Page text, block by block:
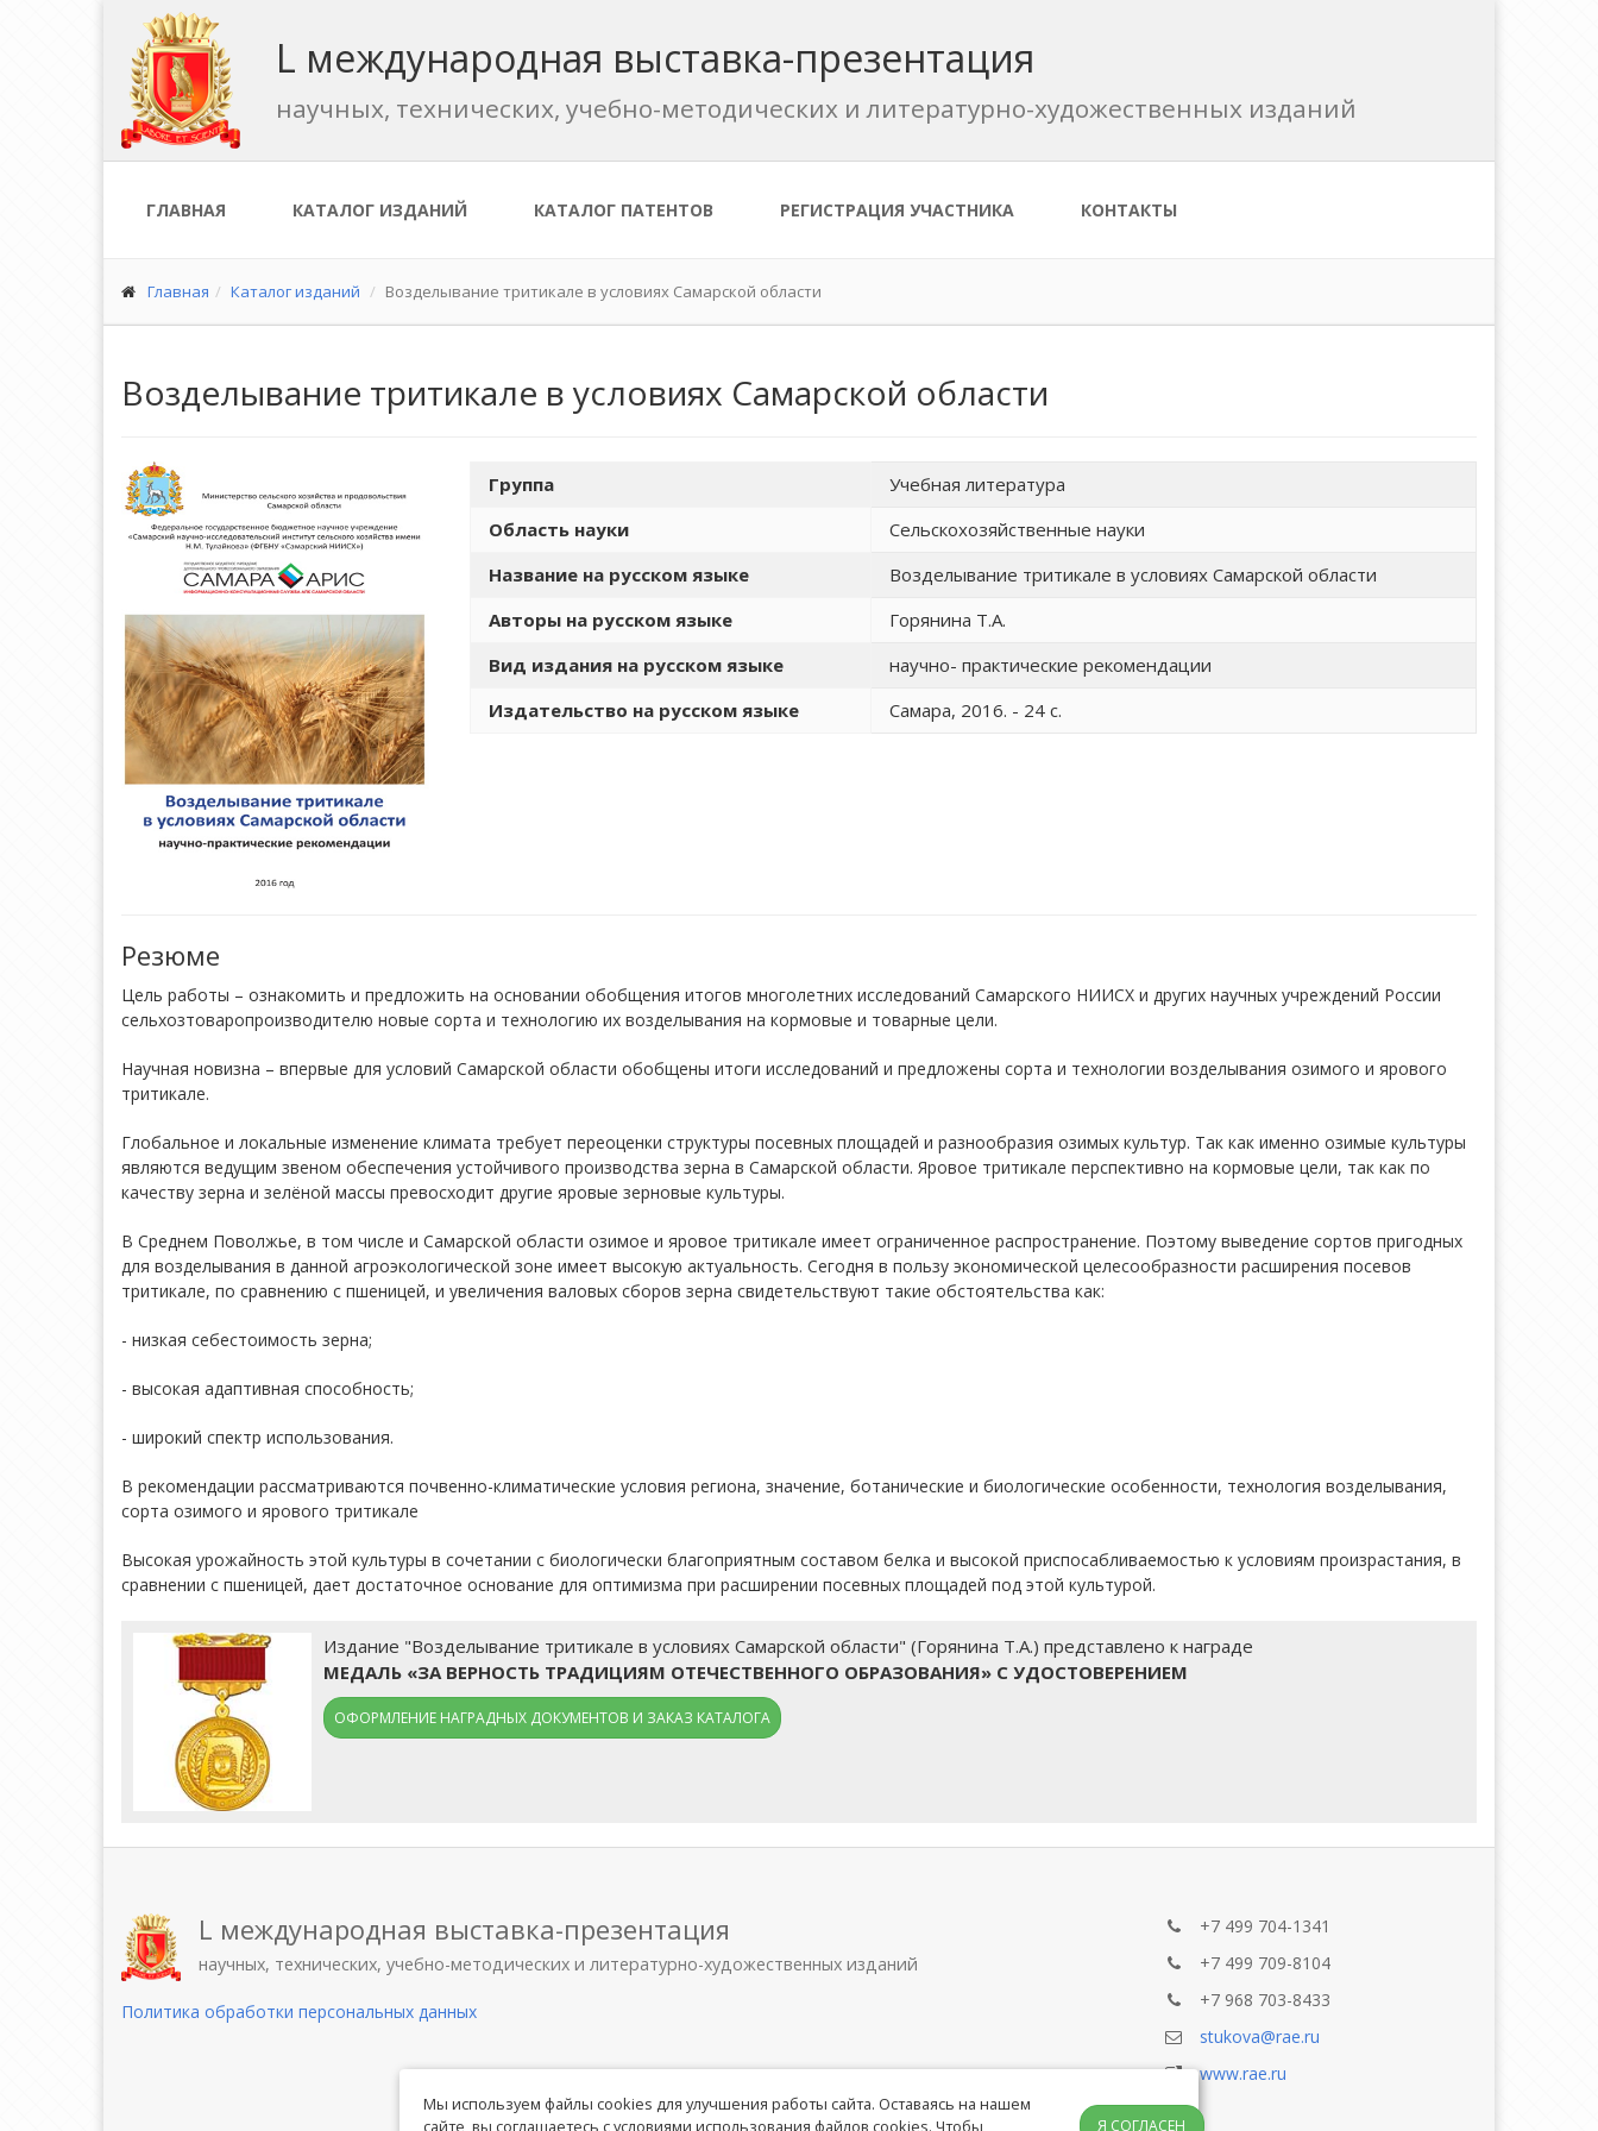
L международная выставка-презентация
научных, технических, учебно-методических и литературно-художественных изданий
ГЛАВНАЯ КАТАЛОГ ИЗДАНИЙ КАТАЛОГ ПАТЕНТОВ РЕГИСТРАЦИЯ УЧАСТНИКА КОНТАКТЫ
Главная Каталог изданий Возделывание тритикале в условиях Самарской области
Возделывание тритикале в условиях Самарской области
Группа
Учебная литература
Область науки
Сельскохозяйственные науки
Название на русском языке
Возделывание тритикале в условиях Самарской области
Авторы на русском языке
Горянина Т.А.
Вид издания на русском языке
научно- практические рекомендации
Издательство на русском языке
Самара, 2016. - 24 с.
Резюме
Цель работы – ознакомить и предложить на основании обобщения итогов многолетних исследований Самарского НИИСХ и других научных учреждений России
сельхозтоваропроизводителю новые сорта и технологию их возделывания на кормовые и товарные цели.
Научная новизна – впервые для условий Самарской области обобщены итоги исследований и предложены сорта и технологии возделывания озимого и ярового
тритикале.
Глобальное и локальные изменение климата требует переоценки структуры посевных площадей и разнообразия озимых культур. Так как именно озимые культуры
являются ведущим звеном обеспечения устойчивого производства зерна в Самарской области. Яровое тритикале перспективно на кормовые цели, так как по
качеству зерна и зелёной массы превосходит другие яровые зерновые культуры.
В Среднем Поволжье, в том числе и Самарской области озимое и яровое тритикале имеет ограниченное распространение. Поэтому выведение сортов пригодных
для возделывания в данной агроэкологической зоне имеет высокую актуальность. Сегодня в пользу экономической целесообразности расширения посевов
тритикале, по сравнению с пшеницей, и увеличения валовых сборов зерна свидетельствуют такие обстоятельства как:
- низкая себестоимость зерна;
- высокая адаптивная способность;
- широкий спектр использования.
В рекомендации рассматриваются почвенно-климатические условия региона, значение, ботанические и биологические особенности, технология возделывания,
сорта озимого и ярового тритикале
Высокая урожайность этой культуры в сочетании с биологически благоприятным составом белка и высокой приспосабливаемостью к условиям произрастания, в
сравнении с пшеницей, дает достаточное основание для оптимизма при расширении посевных площадей под этой культурой.
Издание "Возделывание тритикале в условиях Самарской области" (Горянина Т.А.) представлено к награде
МЕДАЛЬ «ЗА ВЕРНОСТЬ ТРАДИЦИЯМ ОТЕЧЕСТВЕННОГО ОБРАЗОВАНИЯ» С УДОСТОВЕРЕНИЕМ
ОФОРМЛЕНИЕ НАГРАДНЫХ ДОКУМЕНТОВ И ЗАКАЗ КАТАЛОГА
L международная выставка-презентация
научных, технических, учебно-методических и литературно-художественных изданий
Политика обработки персональных данных
+7 499 704-1341
+7 499 709-8104
+7 968 703-8433
stukova@rae.ru
www.rae.ru
Мы используем файлы cookies для улучшения работы сайта. Оставаясь на нашем
сайте, вы соглашаетесь с условиями использования файлов cookies. Чтобы
Я СОГЛАСЕН